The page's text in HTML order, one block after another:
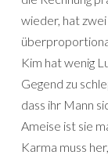
wieder, hat
Kim hat wenig
Gegend zu
dass ihr Mann
Ameise ist sie
Karma muss